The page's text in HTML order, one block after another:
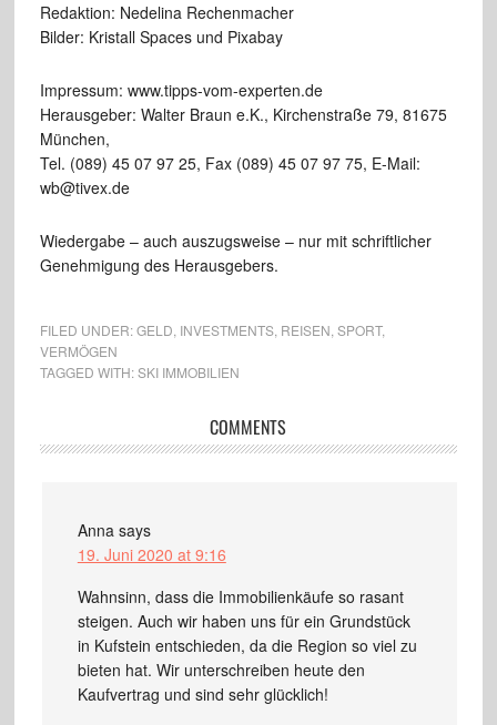
Redaktion: Nedelina Rechenmacher
Bilder: Kristall Spaces und Pixabay
Impressum: www.tipps-vom-experten.de
Herausgeber: Walter Braun e.K., Kirchenstraße 79, 81675
München,
Tel. (089) 45 07 97 25, Fax (089) 45 07 97 75, E-Mail:
wb@tivex.de
Wiedergabe – auch auszugsweise – nur mit schriftlicher
Genehmigung des Herausgebers.
FILED UNDER:GELD INVESTMENTS, REISEN SPORT,
VERMÖGEN
TAGGED WITH:SKI IMMOBILIEN
COMMENTS
Anna says
19. Juni 2020 at 9:16
Wahnsinn, dass die Immobilienkäufe so rasant
steigen. Auch wir haben uns für ein Grundstück
in Kufstein entschieden, da die Region so viel zu
bieten hat. Wir unterschreiben heute den
Kaufvertrag und sind sehr glücklich!